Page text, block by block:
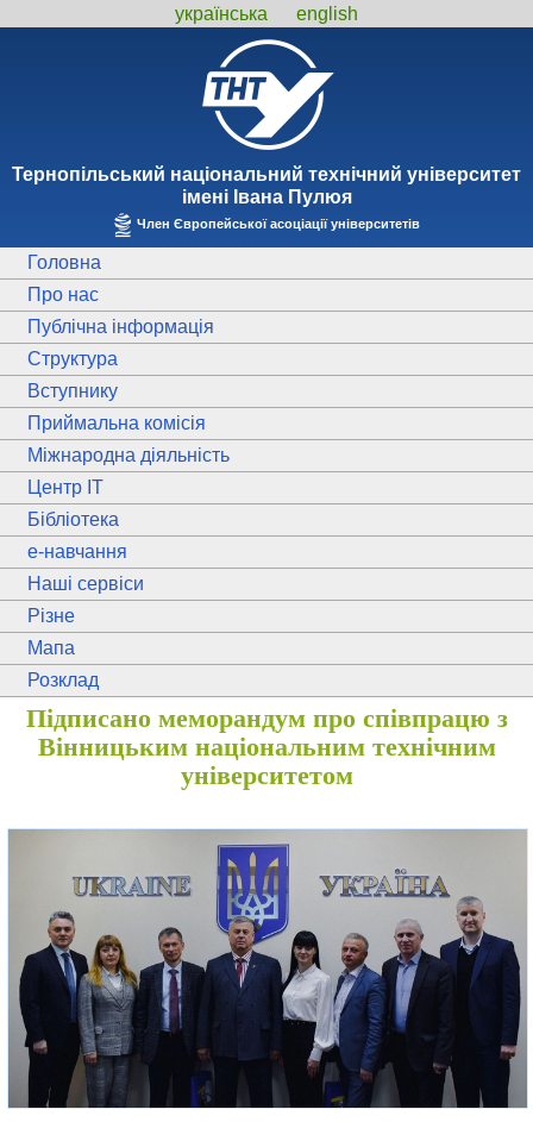
українська english
Тернопiльський національний технiчний унiверситет
iменi Iвана Пулюя
Член Європейської асоціації університетів
Головна
Про нас
Публічна інформація
Структура
Вступнику
Приймальна комісія
Міжнародна діяльність
Центр ІТ
Бібліотека
e-навчання
Наші сервіси
Різне
Мапа
Розклад
Підписано меморандум про співпрацю з
Вінницьким національним технічним
університетом